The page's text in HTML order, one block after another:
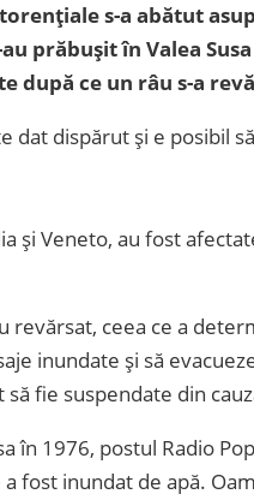
s-a abătut
prăbușit în Valea
după ce un râu s-a
dat dispărut și e posibil
și Veneto, au fost
revărsat, ceea ce a
inundate și să
fie suspendate din
în 1976, postul Radio
fost inundat de apă.